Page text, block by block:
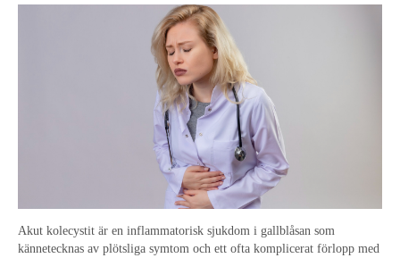
Akut kolecystit är en inflammatorisk sjukdom i gallblåsan som
kännetecknas av plötsliga symtom och ett ofta komplicerat förlopp med